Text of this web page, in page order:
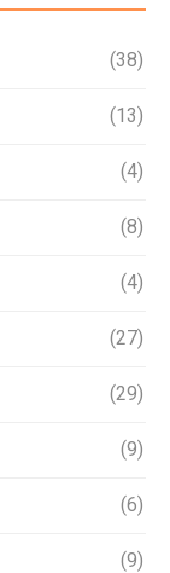
(38)
(13)
(4)
(8)
(4)
(27)
(29)
(9)
(6)
(9)